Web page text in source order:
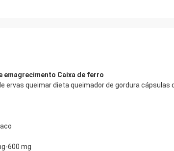
emagrecimento Caixa de ferro
ervas queimar dieta queimador de gordura cápsulas
600 mg